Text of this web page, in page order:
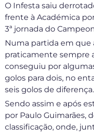
O Infesta saiu
frente à Académica
3ª jornada do
Numa partida em que
praticamente sempre
conseguiu por
golos para dois, no
seis golos de diferença.
Sendo assim e após
por Paulo Guimarães,
classificação, onde,